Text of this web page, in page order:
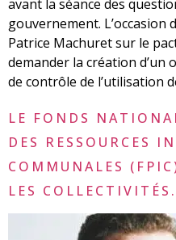
avant la séance des
gouvernement. L’occasion
Patrice Machuret sur le
demander la création d’un
de contrôle de l’utilisation
LE FONDS
DES RESSOURCES
COMMUNALES
LES COLLECTIVITÉS.